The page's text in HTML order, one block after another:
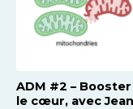
ADM #2 –
le cœur, avec